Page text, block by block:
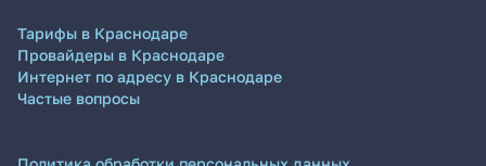
Тарифы в Краснодаре
Провайдеры в Краснодаре
Интернет по адресу в Краснодаре
Частые вопросы